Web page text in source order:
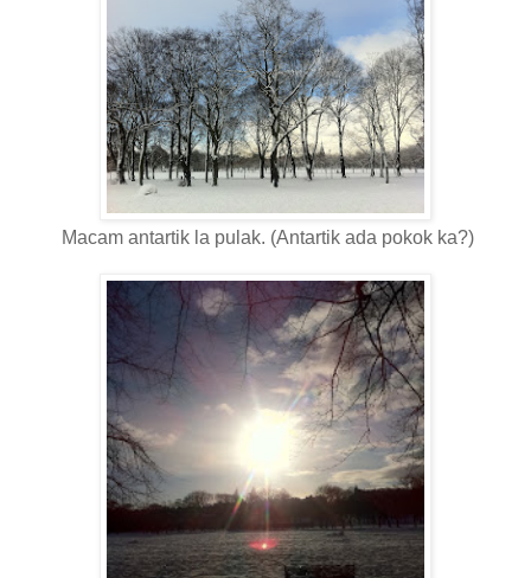
Macam antartik la pulak. (Antartik ada pokok ka?)